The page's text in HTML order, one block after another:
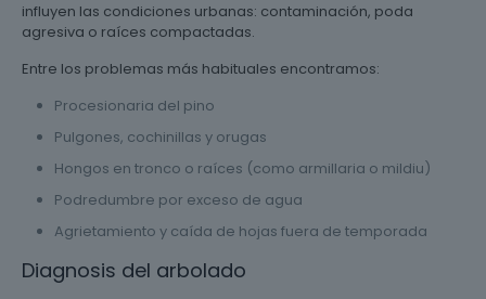
influyen las condiciones urbanas: contaminación, poda
agresiva o raíces compactadas.
Entre los problemas más habituales encontramos:
Procesionaria del pino
Pulgones, cochinillas y orugas
Hongos en tronco o raíces (como armillaria o mildiu)
Podredumbre por exceso de agua
Agrietamiento y caída de hojas fuera de temporada
Diagnosis del arbolado